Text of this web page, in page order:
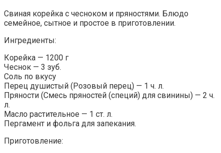
Свиная корейка с чесноком и пряностями. Блюдо
семейное, сытное и простое в приготовлении.
Ингредиенты:
Корейка — 1200 г
Чеснок — 3 зуб.
Соль по вкусу
Перец душистый (Розовый перец) — 1 ч. л.
Пряности (Смесь пряностей (специй) для свинины) — 2 ч.
л.
Масло растительное — 1 ст. л.
Пергамент и фольга для запекания.
Приготовление: